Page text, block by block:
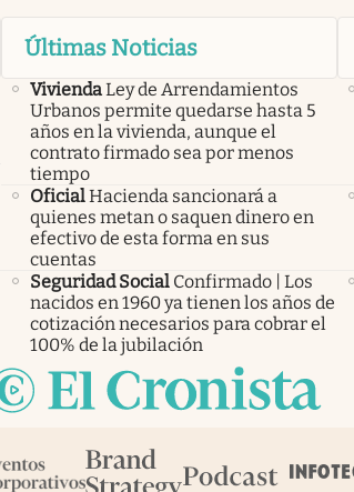
Últimas Noticias
ViviendaLey de Arrendamientos
Urbanos permite quedarse hasta 5
años en la vivienda, aunque el
contrato firmado sea por menos
tiempo
OficialHacienda sancionará a
quienes metan o saquen dinero en
efectivo de esta forma en sus
cuentas
Seguridad Social Confirmado | Los
nacidos en 1960 ya tienen los años de
cotización necesarios para cobrar el
100% de la jubilación